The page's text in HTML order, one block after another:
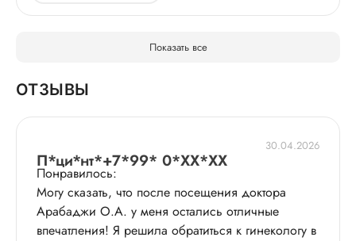
Показать все
ОТЗЫВЫ
30.04.2026
П*ци*нт*+7*99* 0*XX*XX
Понравилось:
Могу сказать, что после посещения доктора
Арабаджи О.А. у меня остались отличные
впечатления! Я решила обратиться к гинекологу в